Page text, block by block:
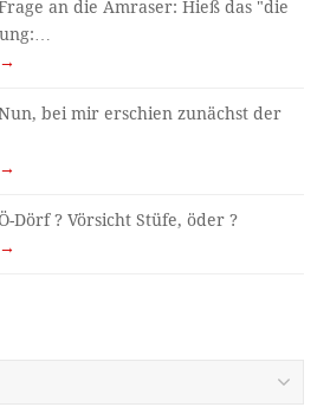
an die Amraser: Hieß das "die
bei mir erschien zunächst der
Dörf ? Vörsicht Stüfe, öder ?